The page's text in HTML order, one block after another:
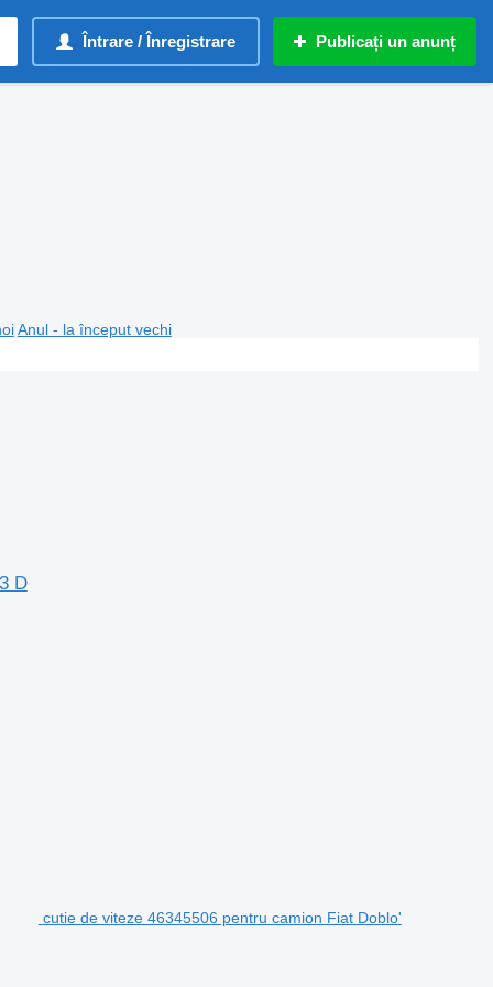
Întrare / Înregistrare Publicați un anunț
Anul - la început vechi
D
cutie de viteze 46345506 pentru camion Fiat Doblo'